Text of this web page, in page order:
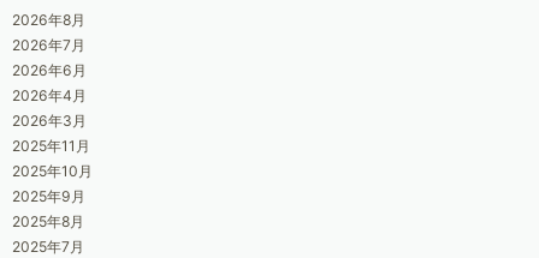
2026年8月
2026年7月
2026年6月
2026年4月
2026年3月
2025年11月
2025年10月
2025年9月
2025年8月
2025年7月